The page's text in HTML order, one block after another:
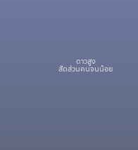
ดาวสูง
สัดส่วนคนจนน้อย